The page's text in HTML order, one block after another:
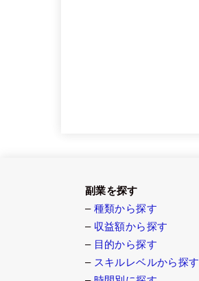
副業を探す
– 種類から探す
– 収益額から探す
– 目的から探す
– スキルレベルから探す